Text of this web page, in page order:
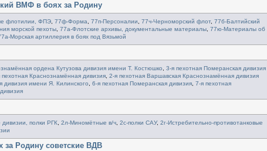
ВМФ в боях за Родину
флотилии, ФПЭ, 77ф-Форма 77п-Персоналии 77ч-Черноморский флот, 77б-Балтийский
морской пехоты, 77а-Флотские архивы, документальные материалы, 77ю-Материалы об
Морская артиллерия в боях под Вязьмой
ордена Кутузова дивизия имени Т. Костюшко
3-я пехотная Померанская дивизия
пехотная Краснознамённая дивизия, 2-я пехотная Варшавская Краснознамённая дивизия
дивизия имени Я. Килинского 6-я пехотная Померанская дивизия, 7-я пехотная
полки РГК, 2л-Миномётные в/ч, 2с-полки САУ, 2г-Истребительно-противотанковые
за Родину советские ВДВ